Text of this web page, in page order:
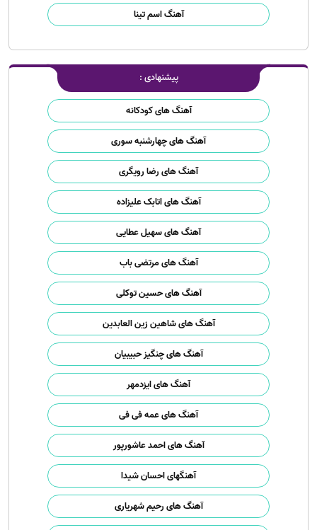
آهنگ اسم تینا
پیشنهادی :
آهنگ های کودکانه
آهنگ های چهارشنبه سوری
آهنگ های رضا رویگری
آهنگ های اتابک علیزاده
آهنگ های سهیل عطایی
آهنگ های مرتضی باب
آهنگ های حسین توکلی
آهنگ های شاهین زین العابدین
آهنگ های چنگیز حبیبیان
آهنگ های ایزدمهر
آهنگ های عمه فی فی
آهنگ های احمد عاشورپور
آهنگهای احسان شیدا
آهنگ های رحیم شهریاری